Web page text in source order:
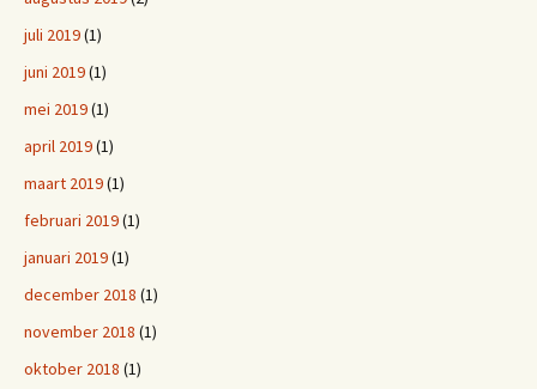
juli 2019(1)
juni 2019(1)
mei 2019(1)
april 2019(1)
maart 2019(1)
februari 2019(1)
januari 2019(1)
december 2018 (1)
november 2018 (1)
oktober 2018 (1)